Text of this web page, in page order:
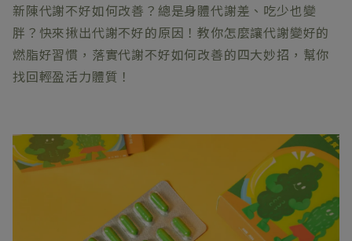
新陳代謝不好如何改善？總是身體代謝差、吃少也變
胖？快來揪出代謝不好的原因！教你怎麼讓代謝變好的
燃脂好習慣，落實代謝不好如何改善的四大妙招，幫你
找回輕盈活力體質！